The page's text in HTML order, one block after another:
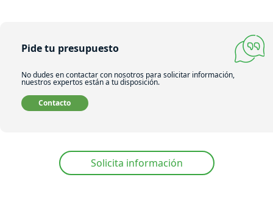
Pide tu presupuesto
No dudes en contactar con nosotros para solicitar información,
nuestros expertos están a tu disposición.
Contacto
Solicita información